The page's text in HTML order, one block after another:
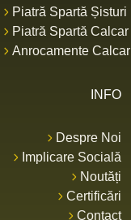
Piatră Spartă Șisturi
Piatră Spartă Calcar
Anrocamente Calcar
INFO
Despre Noi
Implicare Socială
Noutăți
Certificări
Contact